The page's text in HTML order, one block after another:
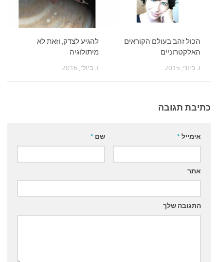
להגיע לצדק, וזאת לא
מיתולוגיה
3 ביולי, 2016
הכול זהב בעולם הקוראים
האלקטרוניים
3 ביוני, 2015
כתיבת תגובה
שם * אימייל*
אתר
התגובה שלך